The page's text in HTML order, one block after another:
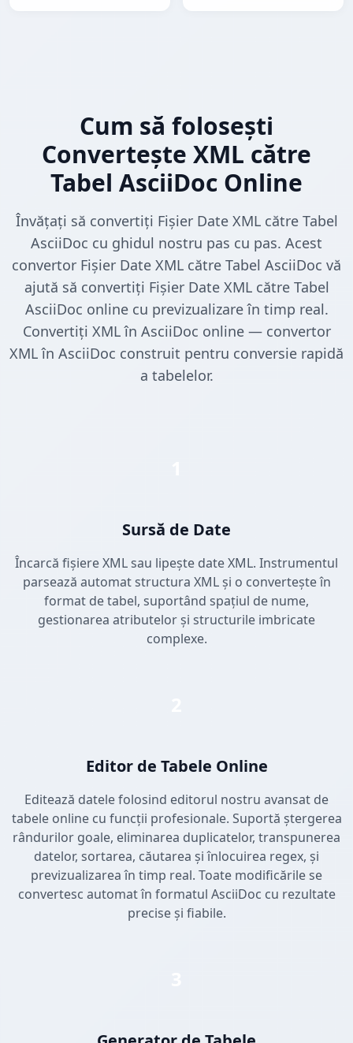
Cum să folosești
Convertește XML către
Tabel AsciiDoc Online
Învățați să convertiți Fișier Date XML către Tabel
AsciiDoc cu ghidul nostru pas cu pas. Acest
convertor Fișier Date XML către Tabel AsciiDoc vă
ajută să convertiți Fișier Date XML către Tabel
AsciiDoc online cu previzualizare în timp real.
Convertiți XML în AsciiDoc online — convertor
XML în AsciiDoc construit pentru conversie rapidă
a tabelelor.
Sursă de Date
Încarcă fișiere XML sau lipește date XML. Instrumentul
parsează automat structura XML și o convertește în
format de tabel, suportând spațiul de nume,
gestionarea atributelor și structurile imbricate
complexe.
Editor de Tabele Online
Editează datele folosind editorul nostru avansat de
tabele online cu funcții profesionale. Suportă ștergerea
rândurilor goale, eliminarea duplicatelor, transpunerea
datelor, sortarea, căutarea și înlocuirea regex, și
previzualizarea în timp real. Toate modificările se
convertesc automat în formatul AsciiDoc cu rezultate
precise și fiabile.